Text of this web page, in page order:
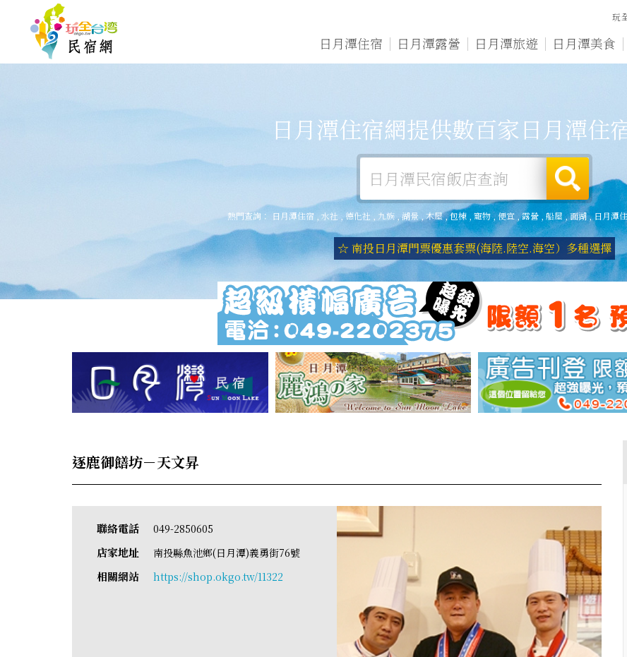
日月潭住宿 日月潭露營 日月潭旅遊 日月潭美食
玩
日月潭住宿網提供數百家日月潭住
熱門查詢： 日月潭住宿 水社 德化社 九族 湖景 木屋,包棟 寵物,便宜 ,露營 船屋 ,面湖, 日月潭
☆ 南投日月潭門票優惠套票(海陸.陸空.海空）多種選擇
逐鹿御饍坊－天文昇
聯絡電話 049-2850605
店家地址 南投縣魚池鄉(日月潭)義勇街76號
相關網站 https://shop.okgo.tw/11322